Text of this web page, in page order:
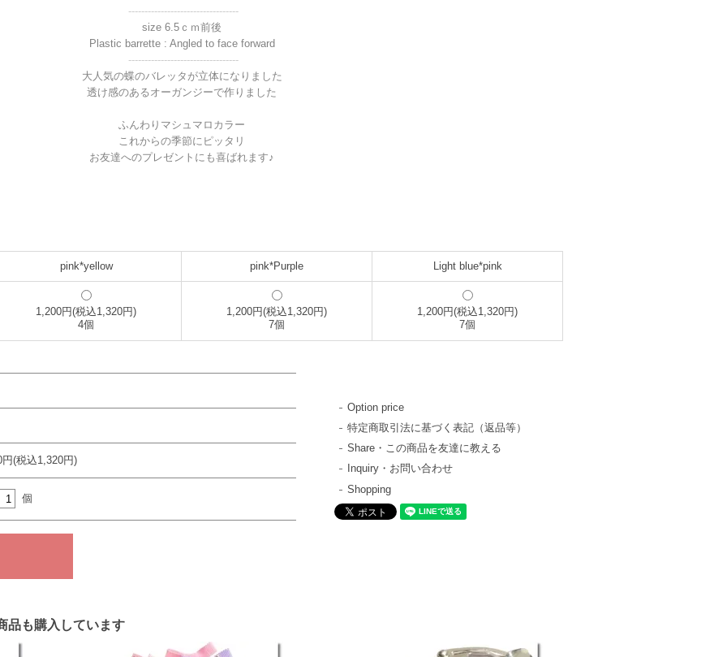
----------------------------------
size 6.5ｃｍ前後
Plastic barrette : Angled to face forward
----------------------------------
大人気の蝶のバレッタが立体になりました
透け感のあるオーガンジーで作りました
ふんわりマシュマロカラー
これからの季節にピッタリ
お友達へのプレゼントにも喜ばれます♪
pink*yellow pink*Purple Light blue*pink
1,200円(税込1,320円)
4個
1,200円(税込1,320円)
7個
1,200円(税込1,320円)
7個
円(税込1,320円)
個
Option price
特定商取引法に基づく表記（返品等）
Share・この商品を友達に教える
Inquiry・お問い合わせ
Shopping
品も購入しています